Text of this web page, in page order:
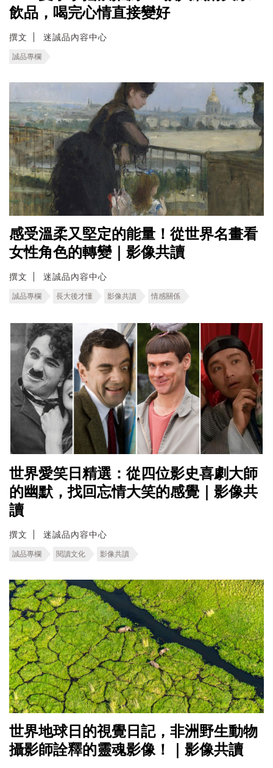
飲品，喝完心情直接變好
撰文 迷誠品內容中心
誠品專欄
感受溫柔又堅定的能量！從世界名畫看
女性角色的轉變｜影像共讀
撰文 迷誠品內容中心
誠品專欄 長大後才懂 影像共讀 情感關係
世界愛笑日精選：從四位影史喜劇大師
的幽默，找回忘情大笑的感覺｜影像共
讀
撰文 迷誠品內容中心
誠品專欄 閱讀文化 影像共讀
世界地球日的視覺日記，非洲野生動物
攝影師詮釋的靈魂影像！｜影像共讀